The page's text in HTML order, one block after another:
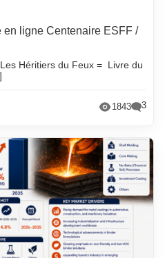
en ligne Centenaire ESFF /
Héritiers du Feux = Livre du
1843 3